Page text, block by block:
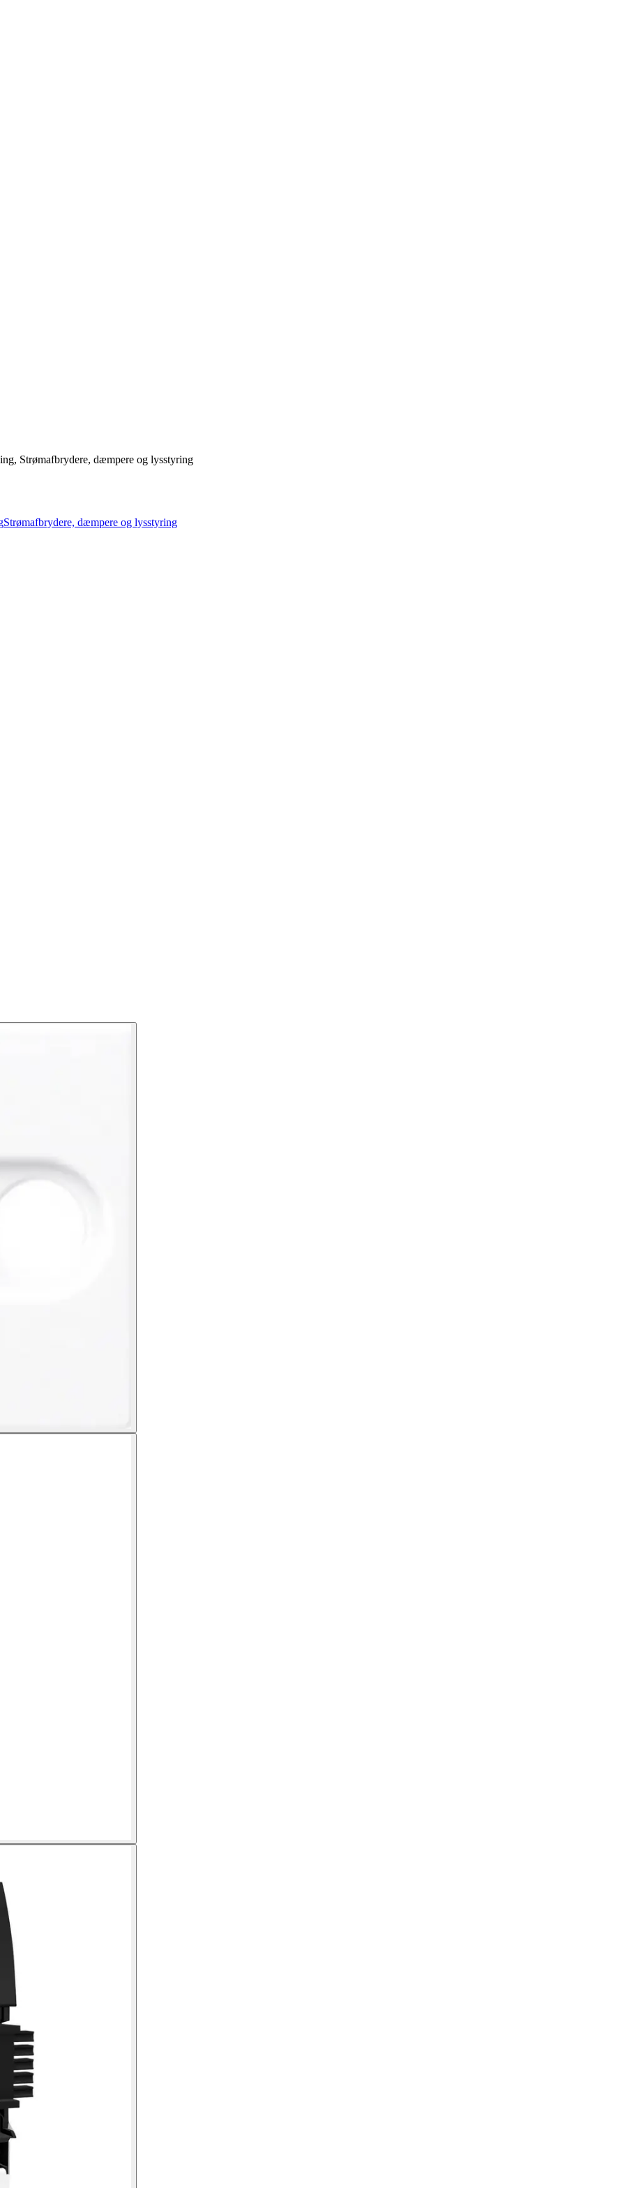
Strømafbrydere, dæmpere og lysstyring
Strømafbrydere, dæmpere og lysstyring